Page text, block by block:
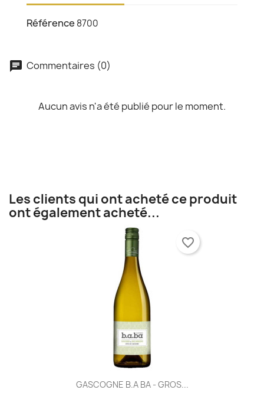
Référence 8700
chat Commentaires (0)
Aucun avis n'a été publié pour le moment.
Les clients qui ont acheté ce produit
ont également acheté...
GASCOGNE B.A BA - GROS...
favorite_border